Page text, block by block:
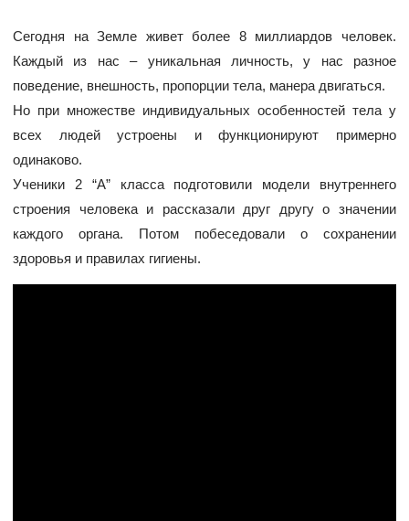
Сегодня на Земле живет более 8 миллиардов человек.
Каждый из нас – уникальная личность, у нас разное
поведение, внешность, пропорции тела, манера двигаться.
Но при множестве индивидуальных особенностей тела у
всех людей устроены и функционируют примерно
одинаково.
Ученики 2 “А” класса подготовили модели внутреннего
строения человека и рассказали друг другу о значении
каждого органа. Потом побеседовали о сохранении
здоровья и правилах гигиены.